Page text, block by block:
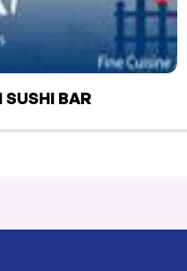
SUSHI BAR